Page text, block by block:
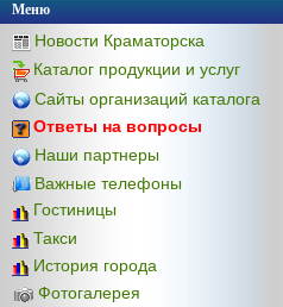
Меню
Новости Краматорска
Каталог продукции и услуг
Сайты организаций каталога
Ответы на вопросы
Наши партнеры
Важные телефоны
Гостиницы
Такси
История города
Фотогалерея